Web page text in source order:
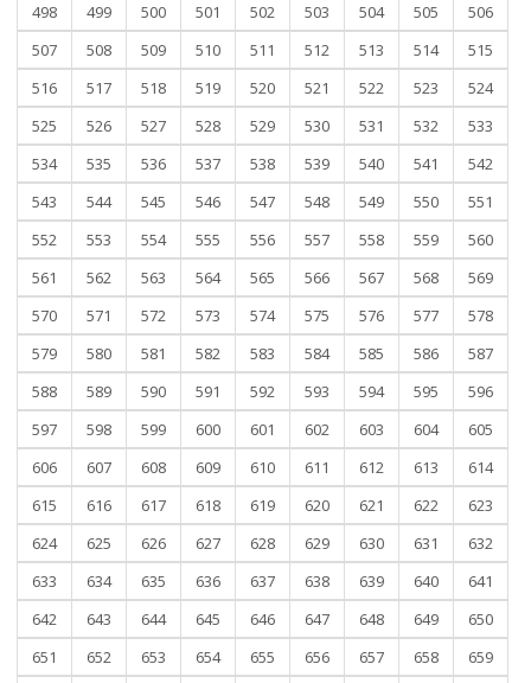
498
499 500 501 502 503 504 505
506
507
508 509 510 511 512 513 514
515
516
517 518 519 520 521 522 523
524
525
526 527 528 529 530 531 532
533
534
535 536 537 538 539 540 541
542
543
544 545 546 547 548 549 550
551
552
553 554 555 556 557 558 559
560
561
562 563 564 565 566 567 568
569
570
571 572 573 574 575 576 577
578
579
580 581 582 583 584 585 586
587
588
589 590 591 592 593 594 595
596
597
598 599 600 601 602 603 604
605
606
607 608 609 610 611 612 613
614
615
616 617 618 619 620 621 622
623
624
625 626 627 628 629 630 631
632
633
634 635 636 637 638 639 640
641
642
643 644 645 646 647 648 649
650
651
652 653 654 655 656 657 658
659